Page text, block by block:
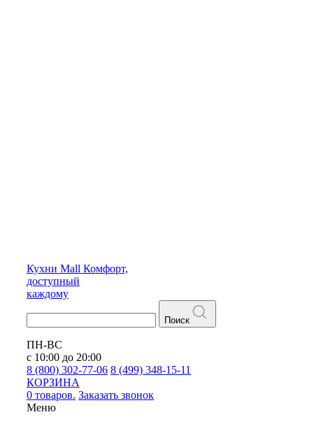
Кухни Mall Комфорт,
доступный
каждому
Поиск
ПН-ВС
с 10:00 до 20:00
8 (800) 302-77-06 8 (499) 348-15-11
КОРЗИНА
0 товаров. Заказать звонок
Меню